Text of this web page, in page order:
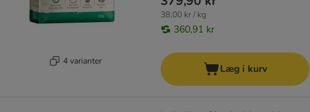
4 varianter
38,00 kr / kg
360,91 kr
Læg i kurv